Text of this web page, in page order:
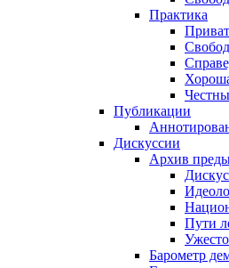
Практика
Публикации
Дискуссии
Архив
Пути
Барометр